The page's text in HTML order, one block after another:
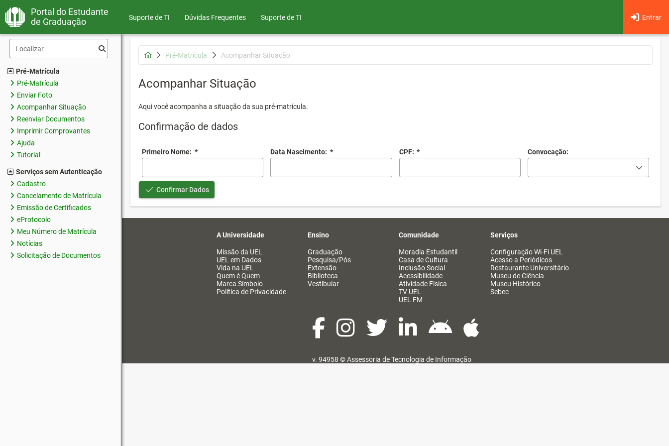
Portal do Estudante
de Graduação
Suporte de TI Dúvidas Frequentes Entrar
Suporte de TI
Pré-Matrícula
Pré-Matrícula
Enviar Foto
Acompanhar Situação
Reenviar Documentos
Imprimir Comprovantes
Ajuda
Tutorial
Serviços sem Autenticação
Cadastro
Cancelamento de Matrícula
Emissão de Certificados
eProtocolo
Meu Número de Matrícula
Notícias
Solicitação de Documentos
Pré-Matrícula Acompanhar Situação
Acompanhar Situação
Aqui você acompanha a situação da sua pré-matrícula.
Confirmação de dados
Primeiro Nome: * Data Nascimento: * CPF: * Convocação:
Confirmar Dados
A Universidade
Missão da UEL
UEL em Dados
Vida na UEL
Quem é Quem
Marca Símbolo
Política de Privacidade
Ensino
Graduação
Pesquisa/Pós
Extensão
Biblioteca
Vestibular
Comunidade
Moradia Estudantil
Casa de Cultura
Inclusão Social
Acessibilidade
Atividade Física
TV UEL
UEL FM
Serviços
Configuração Wi-Fi UEL
Acesso a Periódicos
Restaurante Universitário
Museu de Ciência
Museu Histórico
Sebec
v. 94958 ©Assessoria de Tecnologia de Informação